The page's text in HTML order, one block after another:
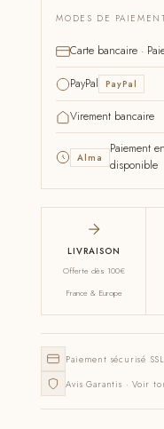
MODES DE
Carte bancaire ·
PayPal PayPal
Virement bancaire
Alma
Paiement
disponible
LIVRAISON
Offerte dès 100€
France & Europe
Paiement sécurisé SSL
Avis Garantis · Voir